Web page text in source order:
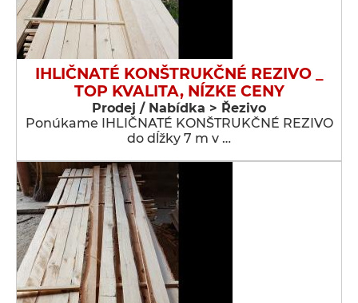
IHLIČNATÉ KONŠTRUKČNÉ REZIVO _
TOP KVALITA, NÍZKE CENY
Prodej / Nabídka > Řezivo
Ponúkame IHLIČNATÉ KONŠTRUKČNÉ REZIVO
do dĺžky 7 m v …